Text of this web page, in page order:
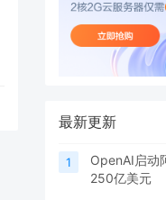
最新更新
1
OpenAI启动
250亿美元